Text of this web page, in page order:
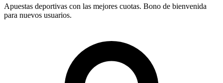
Apuestas deportivas con las mejores cuotas. Bono de bienvenida
para nuevos usuarios.